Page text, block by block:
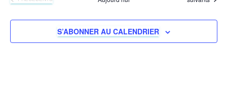
S’ABONNER AU CALENDRIER